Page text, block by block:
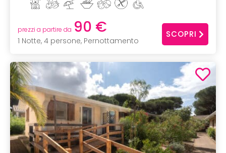
prezzi a partire da 90 €
1 Notte, 4 persone, Pernottamento
SCOPRI